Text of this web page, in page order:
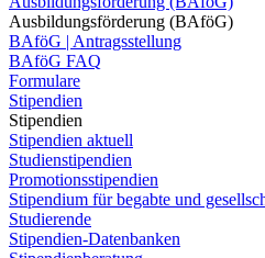
Ausbildungsförderung (BAföG)
BAföG | Antragsstellung
BAföG FAQ
Formulare
Stipendien
Stipendien
Stipendien aktuell
Studienstipendien
Promotionsstipendien
Stipendium für begabte und
Studierende
Stipendien-Datenbanken